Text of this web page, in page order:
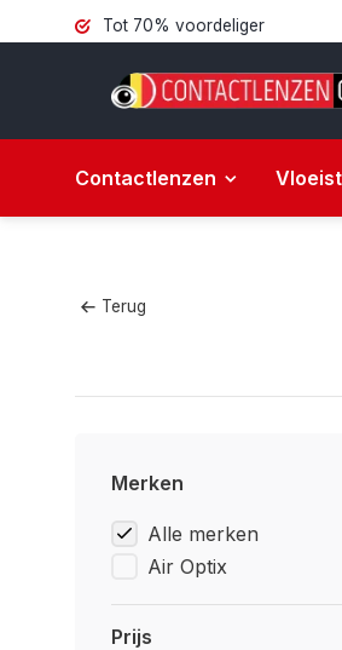
Tot 70% voordeliger
Contactlenzen
Terug
Merken
Alle merken
Air Optix
Prijs